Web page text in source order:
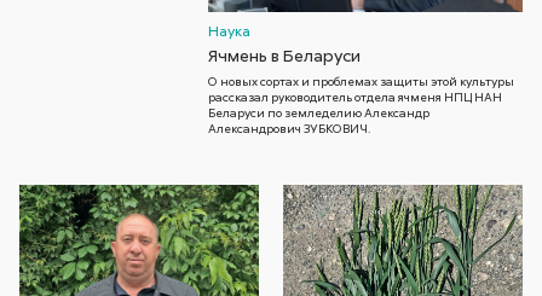
Наука
Ячмень в Беларуси
О новых сортах и проблемах защиты этой культуры
рассказал руководитель отдела ячменя НПЦ НАН
Беларуси по земледелию Александр
Александрович ЗУБКОВИЧ.